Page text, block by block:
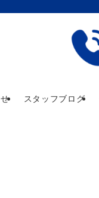
スタッフブログ